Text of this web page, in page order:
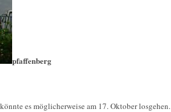
pfaffenberg
es möglicherweise am 17. Oktober losgehen.